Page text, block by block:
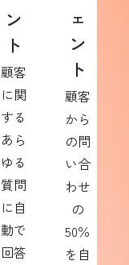
ン
ト
顧客
に関
する
あら
ゆる
質問
に自
動で
回答
ェ
ン
ト
顧客
から
の問
い合
わせ
の
50％
を自